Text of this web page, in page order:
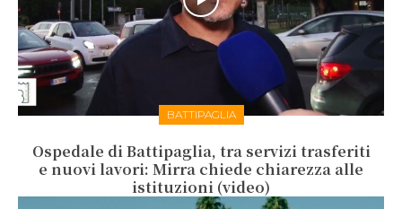
BATTIPAGLIA
Ospedale di Battipaglia, tra servizi trasferiti
e nuovi lavori: Mirra chiede chiarezza alle
istituzioni (video)